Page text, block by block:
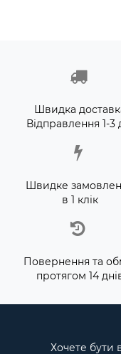
Швидка
Відправлення 1-3
Швидке
в 1 клік
Повернення та
протягом 14
Хочете бути